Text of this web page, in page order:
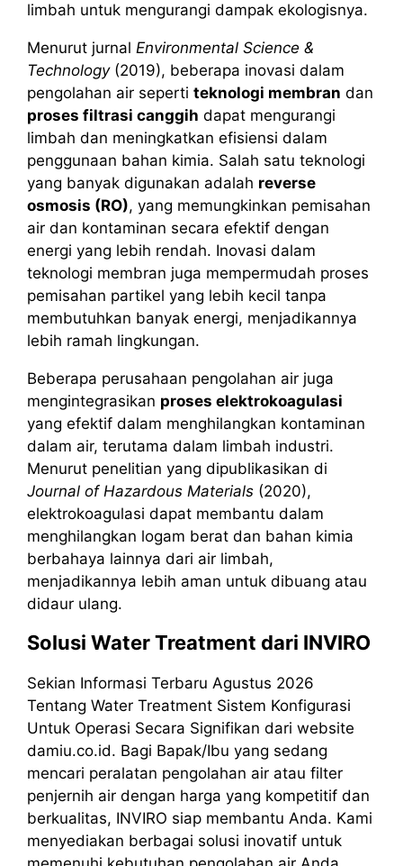
limbah untuk mengurangi dampak ekologisnya.
Menurut jurnal Environmental Science &
Technology(2019), beberapa inovasi dalam
pengolahan air seperti teknologi membran dan
proses filtrasi canggih dapat mengurangi
limbah dan meningkatkan efisiensi dalam
penggunaan bahan kimia. Salah satu teknologi
yang banyak digunakan adalah reverse
osmosis (RO), yang memungkinkan pemisahan
air dan kontaminan secara efektif dengan
energi yang lebih rendah. Inovasi dalam
teknologi membran juga mempermudah proses
pemisahan partikel yang lebih kecil tanpa
membutuhkan banyak energi, menjadikannya
lebih ramah lingkungan.
Beberapa perusahaan pengolahan air juga
mengintegrasikan proses elektrokoagulasi
yang efektif dalam menghilangkan kontaminan
dalam air, terutama dalam limbah industri.
Menurut penelitian yang dipublikasikan di
Journal of Hazardous Materials (2020),
elektrokoagulasi dapat membantu dalam
menghilangkan logam berat dan bahan kimia
berbahaya lainnya dari air limbah,
menjadikannya lebih aman untuk dibuang atau
didaur ulang.
Solusi Water Treatment dari INVIRO
Sekian Informasi Terbaru Agustus 2026
Tentang Water Treatment Sistem Konfigurasi
Untuk Operasi Secara Signifikan dari website
damiu.co.id. Bagi Bapak/Ibu yang sedang
mencari peralatan pengolahan air atau filter
penjernih air dengan harga yang kompetitif dan
berkualitas, INVIRO siap membantu Anda. Kami
menyediakan berbagai solusi inovatif untuk